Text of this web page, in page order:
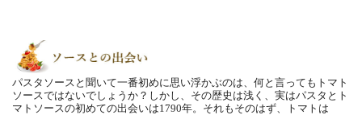
パスタソースと聞いて一番初めに思い浮かぶのは、何と言ってもトマト
ソースではないでしょうか？しかし、その歴史は浅く、実はパスタとト
マトソースの初めての出会いは1790年。それもそのはず、トマトは